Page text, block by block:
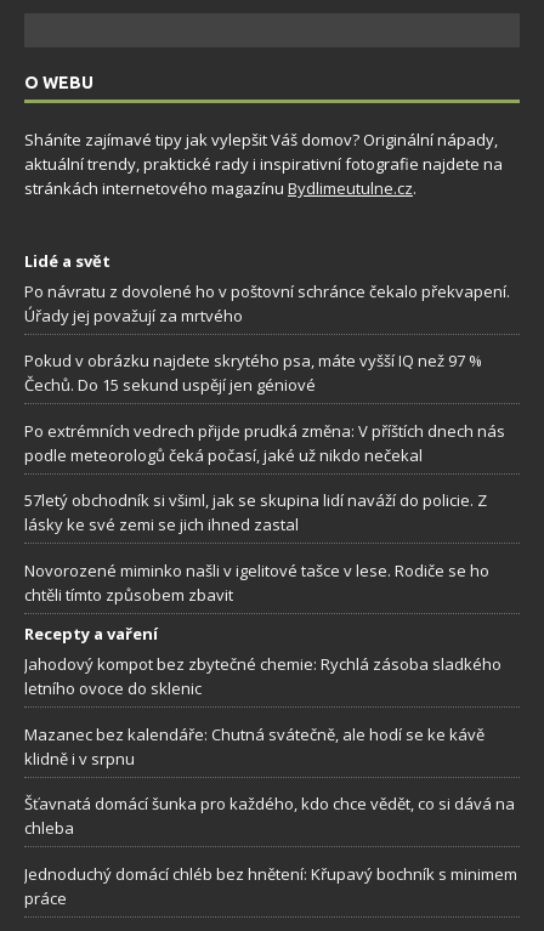
O WEBU
Sháníte zajímavé tipy jak vylepšit Váš domov? Originální nápady,
aktuální trendy, praktické rady i inspirativní fotografie najdete na
stránkách internetového magazínu Bydlimeutulne.cz.
Lidé a svět
Po návratu z dovolené ho v poštovní schránce čekalo překvapení.
Úřady jej považují za mrtvého
Pokud v obrázku najdete skrytého psa, máte vyšší IQ než 97 %
Čechů. Do 15 sekund uspějí jen géniové
Po extrémních vedrech přijde prudká změna: V příštích dnech nás
podle meteorologů čeká počasí, jaké už nikdo nečekal
57letý obchodník si všiml, jak se skupina lidí naváží do policie. Z
lásky ke své zemi se jich ihned zastal
Novorozené miminko našli v igelitové tašce v lese. Rodiče se ho
chtěli tímto způsobem zbavit
Recepty a vaření
Jahodový kompot bez zbytečné chemie: Rychlá zásoba sladkého
letního ovoce do sklenic
Mazanec bez kalendáře: Chutná svátečně, ale hodí se ke kávě
klidně i v srpnu
Šťavnatá domácí šunka pro každého, kdo chce vědět, co si dává na
chleba
Jednoduchý domácí chléb bez hnětení: Křupavý bochník s minimem
práce